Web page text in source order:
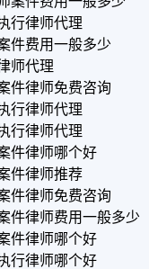
行律师代理
件费用一般多少
师代理
件律师免费咨询
行律师代理
行律师代理
件律师哪个好
件律师推荐
件律师免费咨询
件律师费用一般多少
件律师哪个好
行律师哪个好